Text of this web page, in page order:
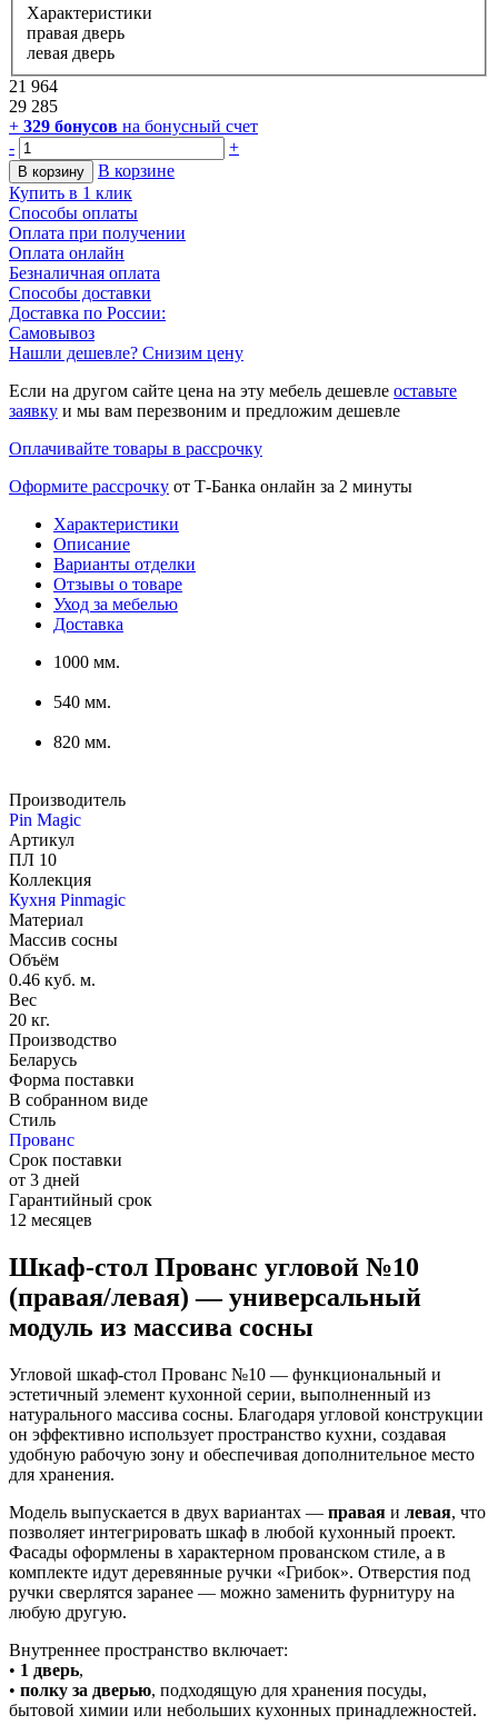
Характеристики
правая дверь
левая дверь
21 964
29 285
+ 329 бонусов на бонусный счет
-
+
В корзину
В корзине
Купить в 1 клик
Способы оплаты
Оплата при получении
Оплата онлайн
Безналичная оплата
Способы доставки
Доставка по России:
Самовывоз
Нашли дешевле? Снизим цену
Если на другом сайте цена на эту мебель дешевле оставьте
заявку и мы вам перезвоним и предложим дешевле
Оплачивайте товары в рассрочку
Оформите рассрочку от Т-Банка онлайн за 2 минуты
Характеристики
Описание
Варианты отделки
Отзывы о товаре
Уход за мебелью
Доставка
1000 мм.
540 мм.
820 мм.
Производитель
Pin Magic
Артикул
ПЛ 10
Коллекция
Кухня Pinmagic
Материал
Массив сосны
Объём
0.46 куб. м.
Вес
20 кг.
Производство
Беларусь
Форма поставки
В собранном виде
Стиль
Прованс
Срок поставки
от 3 дней
Гарантийный срок
12 месяцев
Шкаф-стол Прованс угловой №10
(правая/левая) — универсальный
модуль из массива сосны
Угловой шкаф-стол Прованс №10 — функциональный и
эстетичный элемент кухонной серии, выполненный из
натурального массива сосны. Благодаря угловой конструкции
он эффективно использует пространство кухни, создавая
удобную рабочую зону и обеспечивая дополнительное место
для хранения.
Модель выпускается в двух вариантах — правая и левая, что
позволяет интегрировать шкаф в любой кухонный проект.
Фасады оформлены в характерном прованском стиле, а в
комплекте идут деревянные ручки «Грибок». Отверстия под
ручки сверлятся заранее — можно заменить фурнитуру на
любую другую.
Внутреннее пространство включает:
• 1 дверь,
• полку за дверью, подходящую для хранения посуды,
бытовой химии или небольших кухонных принадлежностей.